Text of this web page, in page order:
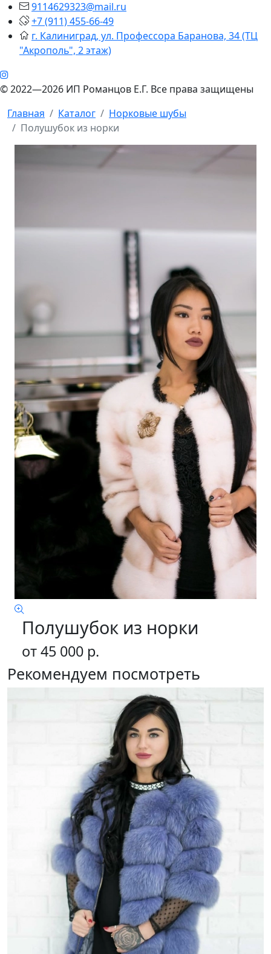
9114629323@mail.ru
+7 (911) 455-66-49
г. Калиниград, ул. Профессора Баранова, 34 (ТЦ
"Акрополь", 2 этаж)
© 2022—2026 ИП Романцов Е.Г. Все права защищены
Главная
Каталог
Норковые шубы
Полушубок из норки
Полушубок из норки
от 45 000 р.
Рекомендуем посмотреть